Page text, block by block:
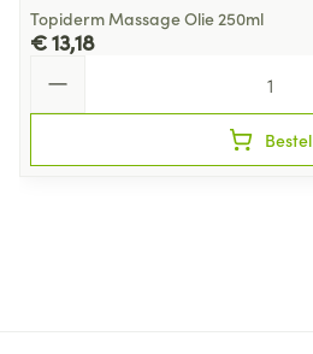
Topiderm Massage Olie 250ml
€ 13,18
Bestel